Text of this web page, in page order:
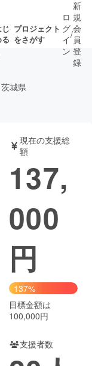
プロジェクト
をさがす
ゲーム・サ
書籍・雑誌
コミュニティ
ロ
グ
イ
ン
/
新
規
会
員
登
録
茨城県
現在の支援総
額
137,
000
円
137%
目標金額は
100,000円
支援者数